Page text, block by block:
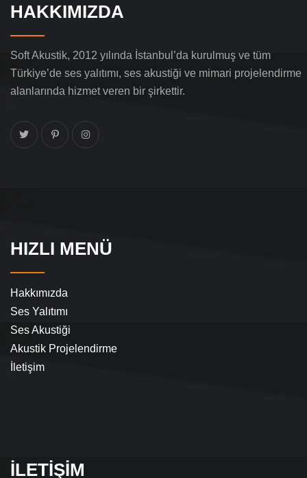
HAKKIMIZDA
Soft Akustik, 2012 yılında İstanbul’da kurulmuş ve tüm
Türkiye’de ses yalıtımı, ses akustiği ve mimari projelendirme
alanlarında hizmet veren bir şirkettir.
HIZLI MENÜ
Hakkımızda
Ses Yalıtımı
Ses Akustiği
Akustik Projelendirme
İletişim
İLETIŞIM